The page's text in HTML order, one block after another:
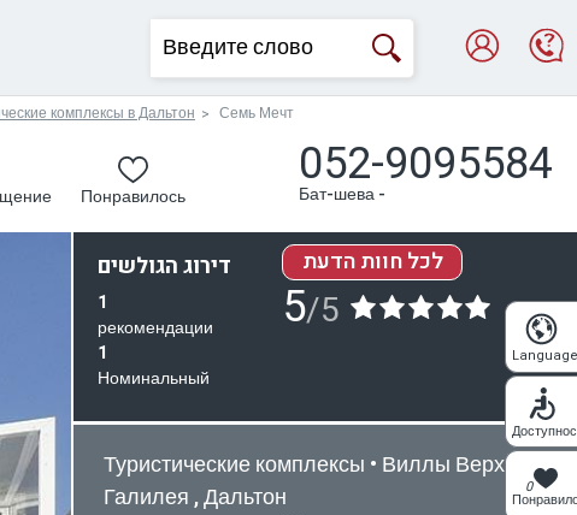
Language
0
комплексы в Дальтон Семь Мечт
Понравилось
052-9095584
Бат-шева -
דירוג הגולשים
1
рекомендации
1
Номинальный
לכל חוות הדעת
5/5
Туристические комплексы • Виллы Верхняя
Галилея , Дальтон